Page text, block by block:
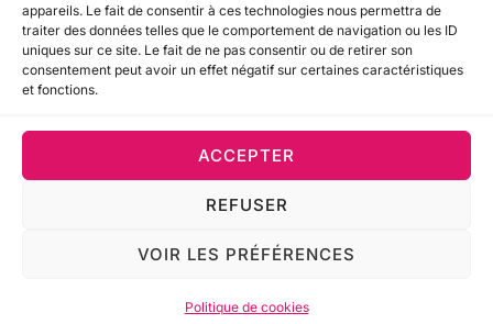
appareils. Le fait de consentir à ces technologies nous permettra de
traiter des données telles que le comportement de navigation ou les ID
uniques sur ce site. Le fait de ne pas consentir ou de retirer son
consentement peut avoir un effet négatif sur certaines caractéristiques
et fonctions.
ACCEPTER
REFUSER
VOIR LES PRÉFÉRENCES
Politique de cookies
SUIVEZ-NOUS
Politique de confidentialité
(ISSA) - Mod.GMUND.digital